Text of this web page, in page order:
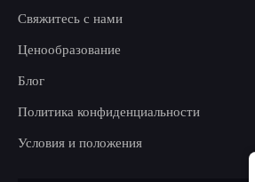
Свяжитесь с нами
Ценообразование
Блог
Политика конфиденциальности
Условия и положения